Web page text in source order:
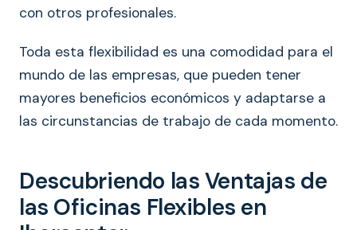
con otros profesionales.
Toda esta flexibilidad es una comodidad para el
mundo de las empresas, que pueden tener
mayores beneficios económicos y adaptarse a
las circunstancias de trabajo de cada momento.
Descubriendo las Ventajas de
las Oficinas Flexibles en